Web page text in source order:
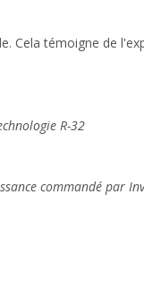
Cela témoigne de
R-32
commandé par